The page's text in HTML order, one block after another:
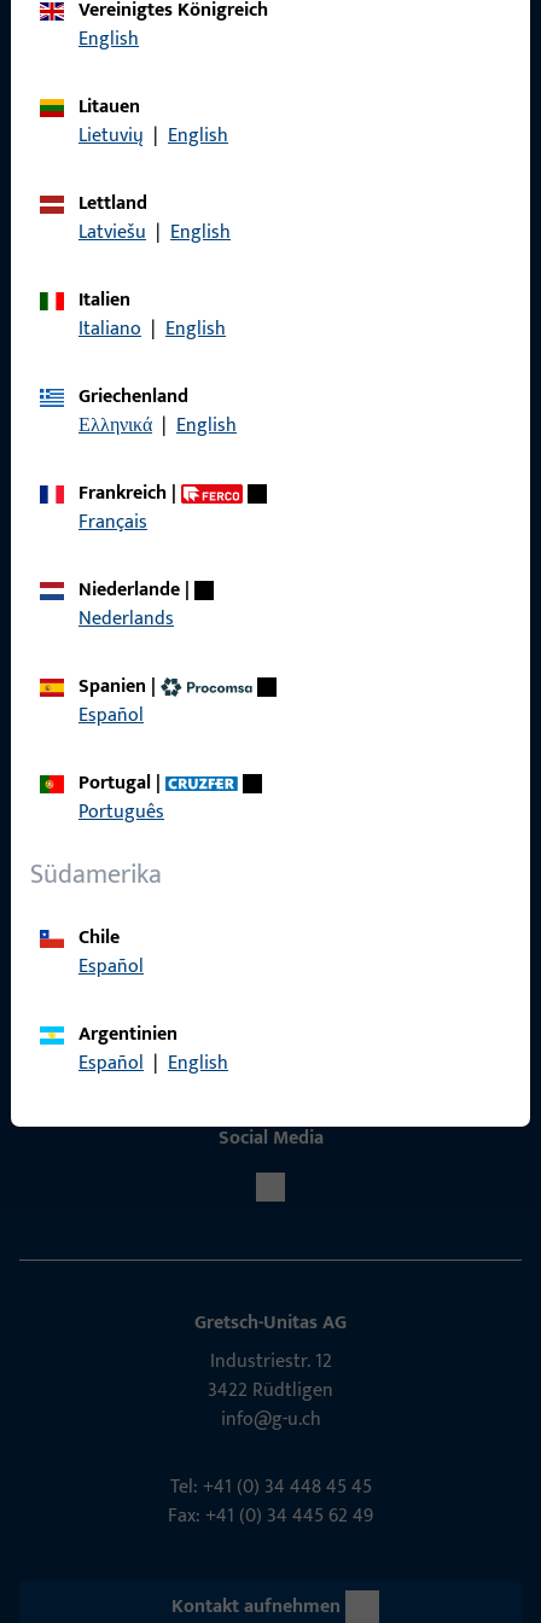
Rufen Sie uns an
Vereinigtes Königreich
English
Litauen
Lietuvių | English
Lettland
Latviešu | English
Italien
Italiano | English
Griechenland
Ελληνικά | English
Frankreich|
Français
Niederlande|
Nederlands
Spanien |
Español
Portugal|
Português
Südamerika
Chile
Español
Argentinien
Español | English
Impressum
Social Media
Gretsch-Unitas AG
Indu­s­triestr. 12
3422 Rüdt­ligen
info@g-u.ch
Tel: +41 (0) 34 448 45 45
Fax: +41 (0) 34 445 62 49
Kontakt aufnehmen